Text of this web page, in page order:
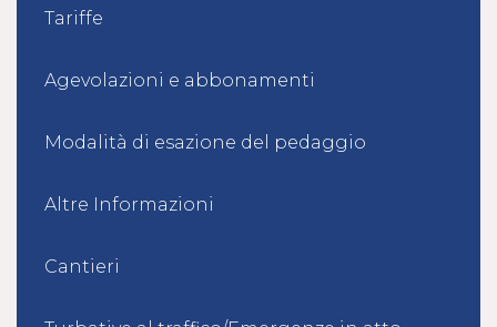
Tariffe
Agevolazioni e abbonamenti
Modalità di esazione del pedaggio
Altre Informazioni
Cantieri